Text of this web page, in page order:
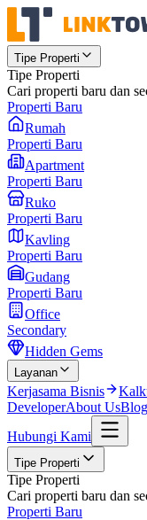
Tipe Properti
Tipe Properti
Cari properti baru dan
Properti Baru
Rumah
Properti Baru
Apartment
Properti Baru
Ruko
Properti Baru
Kavling
Properti Baru
Gudang
Properti Baru
Office
Secondary
Hidden Gems
Layanan
Kerjasama Bisnis
DeveloperAbout UsBlog
Hubungi Kami
Tipe Properti
Tipe Properti
Cari properti baru dan
Properti Baru